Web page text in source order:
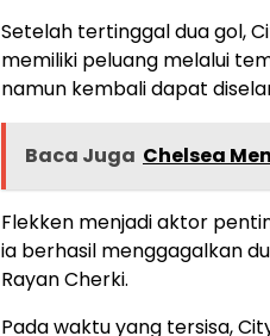
Setelah tertinggal dua gol,
memiliki peluang melalui
namun kembali dapat
Baca Juga Chelsea
Flekken menjadi aktor
ia berhasil menggagalkan
Rayan Cherki.
Pada waktu yang tersisa,